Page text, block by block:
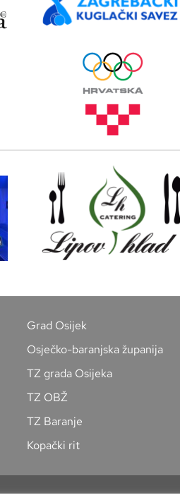
Grad Osijek
Osječko-baranjska županija
TZ grada Osijeka
TZ OBŽ
TZ Baranje
Kopački rit